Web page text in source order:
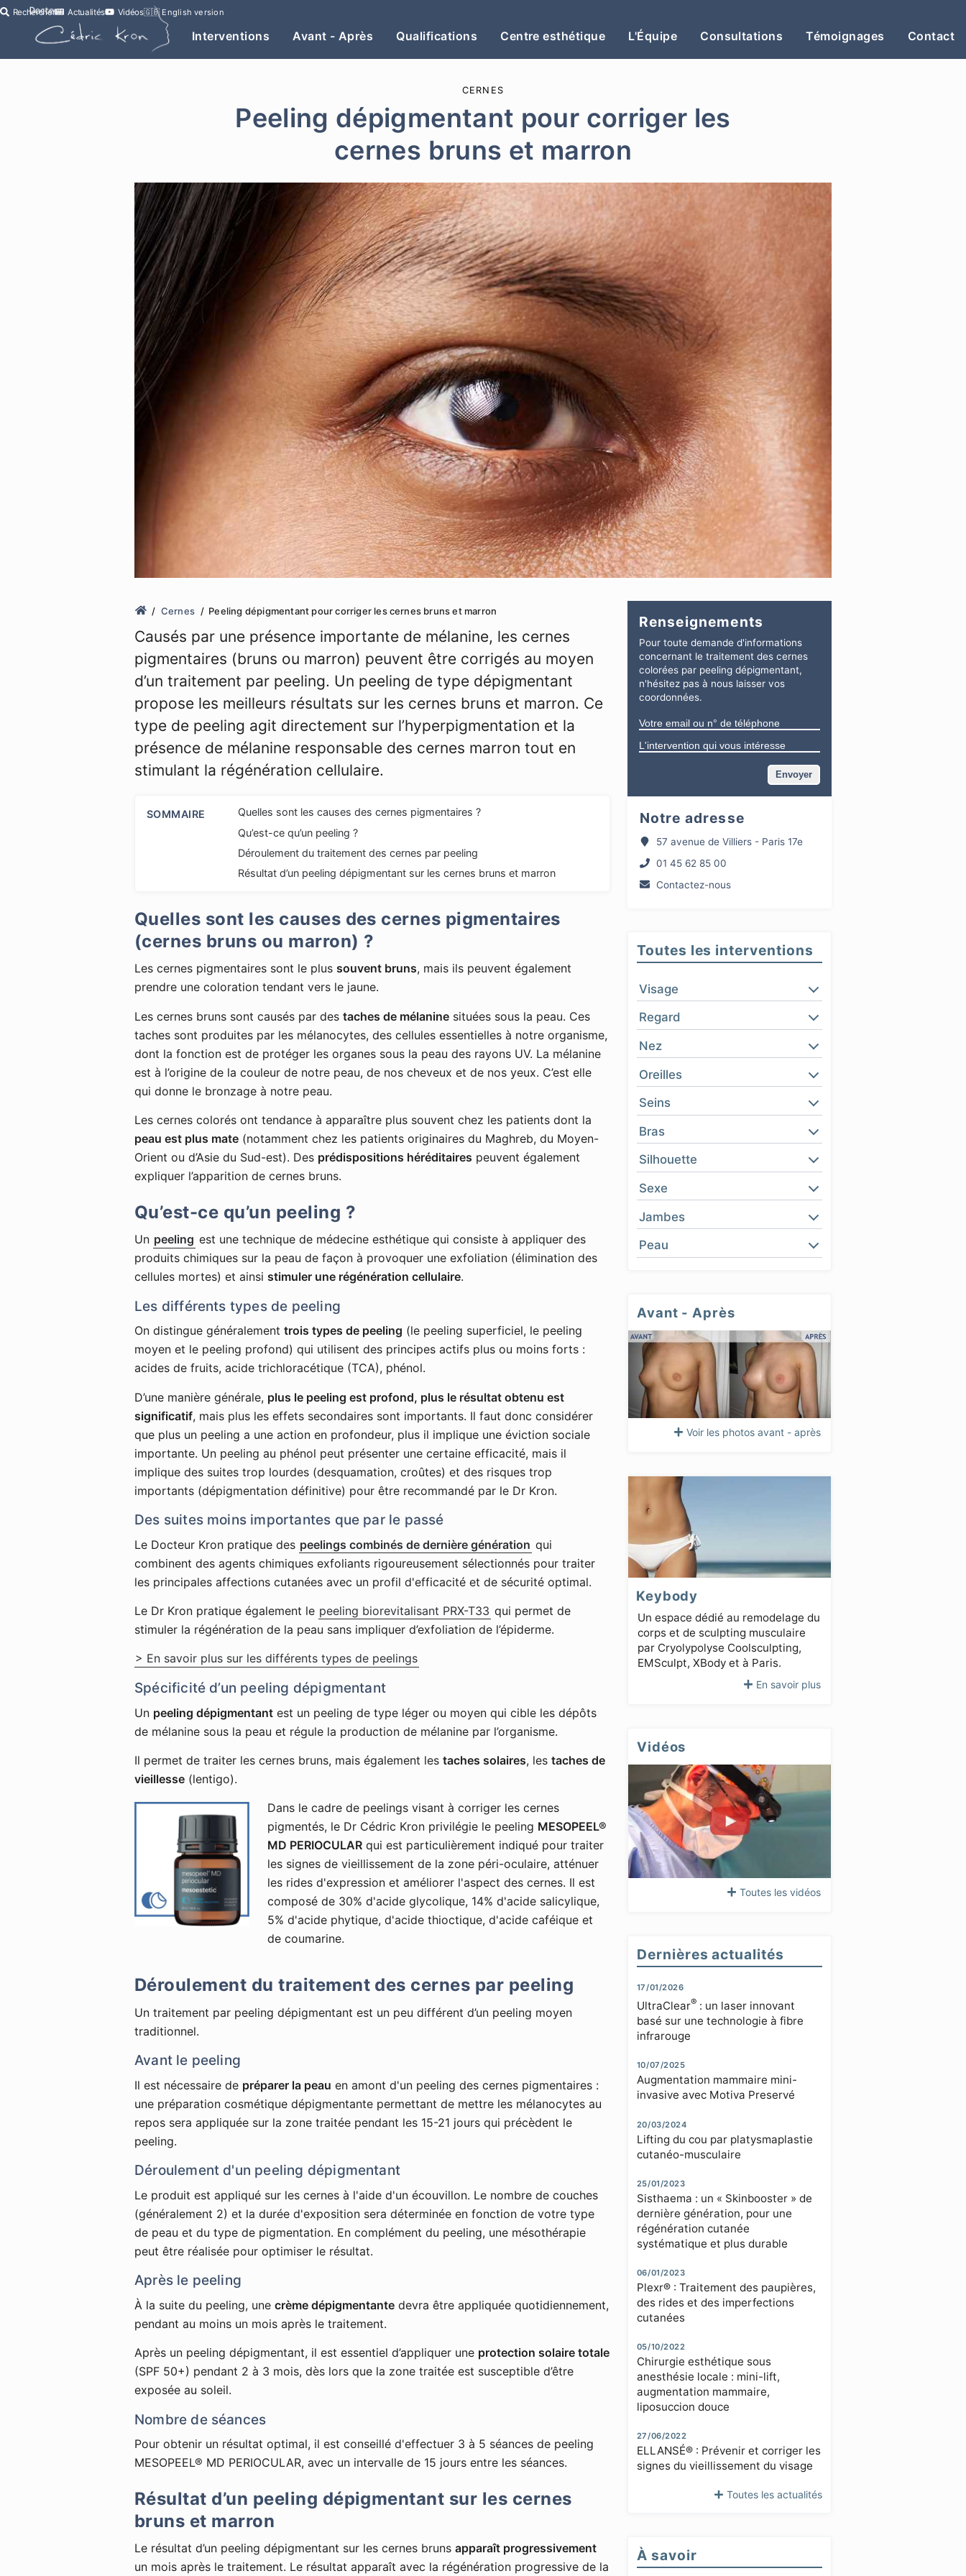
Rechercher Actualités Vidéos🇬🇧 English version
Interventions Avant - Après Qualifications Centre esthétique L'Équipe Consultations Témoignages Contact
CERNES
Peeling dépigmentant pour corriger les
cernes bruns et marron
Cernes Peeling dépigmentant pour corriger les cernes bruns et marron
Causés par une présence importante de mélanine, les cernes
pigmentaires (bruns ou marron) peuvent être corrigés au moyen
d’un traitement par peeling. Un peeling de type dépigmentant
propose les meilleurs résultats sur les cernes bruns et marron. Ce
type de peeling agit directement sur l’hyperpigmentation et la
présence de mélanine responsable des cernes marron tout en
stimulant la régénération cellulaire.
SOMMAIRE
Quelles sont les causes des cernes pigmentaires ?
Qu’est-ce qu’un peeling ?
Déroulement du traitement des cernes par peeling
Résultat d’un peeling dépigmentant sur les cernes bruns et marron
Quelles sont les causes des cernes pigmentaires
(cernes bruns ou marron) ?
Les cernes pigmentaires sont le plus souvent bruns, mais ils peuvent également
prendre une coloration tendant vers le jaune.
Les cernes bruns sont causés par des taches de mélanine situées sous la peau. Ces
taches sont produites par les mélanocytes, des cellules essentielles à notre organisme,
dont la fonction est de protéger les organes sous la peau des rayons UV. La mélanine
est à l’origine de la couleur de notre peau, de nos cheveux et de nos yeux. C’est elle
qui donne le bronzage à notre peau.
Les cernes colorés ont tendance à apparaître plus souvent chez les patients dont la
peau est plus mate (notamment chez les patients originaires du Maghreb, du Moyen-
Orient ou d’Asie du Sud-est). Des prédispositions héréditaires peuvent également
expliquer l’apparition de cernes bruns.
Qu’est-ce qu’un peeling ?
Un peeling est une technique de médecine esthétique qui consiste à appliquer des
produits chimiques sur la peau de façon à provoquer une exfoliation (élimination des
cellules mortes) et ainsi stimuler une régénération cellulaire.
Les différents types de peeling
On distingue généralement trois types de peeling (le peeling superficiel, le peeling
moyen et le peeling profond) qui utilisent des principes actifs plus ou moins forts :
acides de fruits, acide trichloracétique (TCA), phénol.
D’une manière générale, plus le peeling est profond, plus le résultat obtenu est
significatif, mais plus les effets secondaires sont importants. Il faut donc considérer
que plus un peeling a une action en profondeur, plus il implique une éviction sociale
importante. Un peeling au phénol peut présenter une certaine efficacité, mais il
implique des suites trop lourdes (desquamation, croûtes) et des risques trop
importants (dépigmentation définitive) pour être recommandé par le Dr Kron.
Des suites moins importantes que par le passé
Le Docteur Kron pratique des peelings combinés de dernière génération qui
combinent des agents chimiques exfoliants rigoureusement sélectionnés pour traiter
les principales affections cutanées avec un profil d'efficacité et de sécurité optimal.
Le Dr Kron pratique également le peeling biorevitalisant PRX-T33 qui permet de
stimuler la régénération de la peau sans impliquer d’exfoliation de l’épiderme.
> En savoir plus sur les différents types de peelings
Spécificité d’un peeling dépigmentant
Un peeling dépigmentant est un peeling de type léger ou moyen qui cible les dépôts
de mélanine sous la peau et régule la production de mélanine par l’organisme.
Il permet de traiter les cernes bruns, mais également les taches solaires, les taches de
vieillesse (lentigo).
Dans le cadre de peelings visant à corriger les cernes
pigmentés, le Dr Cédric Kron privilégie le peeling MESOPEEL®
MD PERIOCULAR qui est particulièrement indiqué pour traiter
les signes de vieillissement de la zone péri-oculaire, atténuer
les rides d'expression et améliorer l'aspect des cernes. Il est
composé de 30% d'acide glycolique, 14% d'acide salicylique,
5% d'acide phytique, d'acide thioctique, d'acide caféique et
de coumarine.
Déroulement du traitement des cernes par peeling
Un traitement par peeling dépigmentant est un peu différent d’un peeling moyen
traditionnel.
Avant le peeling
Il est nécessaire de préparer la peau en amont d'un peeling des cernes pigmentaires :
une préparation cosmétique dépigmentante permettant de mettre les mélanocytes au
repos sera appliquée sur la zone traitée pendant les 15-21 jours qui précèdent le
peeling.
Déroulement d'un peeling dépigmentant
Le produit est appliqué sur les cernes à l'aide d'un écouvillon. Le nombre de couches
(généralement 2) et la durée d'exposition sera déterminée en fonction de votre type
de peau et du type de pigmentation. En complément du peeling, une mésothérapie
peut être réalisée pour optimiser le résultat.
Après le peeling
À la suite du peeling, une crème dépigmentante devra être appliquée quotidiennement,
pendant au moins un mois après le traitement.
Après un peeling dépigmentant, il est essentiel d’appliquer une protection solaire totale
(SPF 50+) pendant 2 à 3 mois, dès lors que la zone traitée est susceptible d’être
exposée au soleil.
Nombre de séances
Pour obtenir un résultat optimal, il est conseillé d'effectuer 3 à 5 séances de peeling
MESOPEEL® MD PERIOCULAR, avec un intervalle de 15 jours entre les séances.
Résultat d’un peeling dépigmentant sur les cernes
bruns et marron
Le résultat d’un peeling dépigmentant sur les cernes bruns apparaît progressivement
un mois après le traitement. Le résultat apparaît avec la régénération progressive de la
Renseignements
Pour toute demande d'informations
concernant le traitement des cernes
colorées par peeling dépigmentant,
n'hésitez pas à nous laisser vos
coordonnées.
Notre adresse
57 avenue de Villiers - Paris 17e
01 45 62 85 00
Contactez-nous
Toutes les interventions
Visage
Regard
Nez
Oreilles
Seins
Bras
Silhouette
Sexe
Jambes
Peau
Avant - Après
Voir les photos avant - après
Keybody
Un espace dédié au remodelage du
corps et de sculpting musculaire
par Cryolypolyse Coolsculpting,
EMSculpt, XBody et à Paris.
En savoir plus
Vidéos
Toutes les vidéos
Dernières actualités
17/01/2026
UltraClear®: un laser innovant
basé sur une technologie à fibre
infrarouge
10/07/2025
Augmentation mammaire mini-
invasive avec Motiva Preservé
20/03/2024
Lifting du cou par platysmaplastie
cutanéo-musculaire
25/01/2023
Sisthaema : un « Skinbooster » de
dernière génération, pour une
régénération cutanée
systématique et plus durable
06/01/2023
Plexr® : Traitement des paupières,
des rides et des imperfections
cutanées
05/10/2022
Chirurgie esthétique sous
anesthésie locale : mini-lift,
augmentation mammaire,
liposuccion douce
27/06/2022
ELLANSÉ® : Prévenir et corriger les
signes du vieillissement du visage
Toutes les actualités
À savoir